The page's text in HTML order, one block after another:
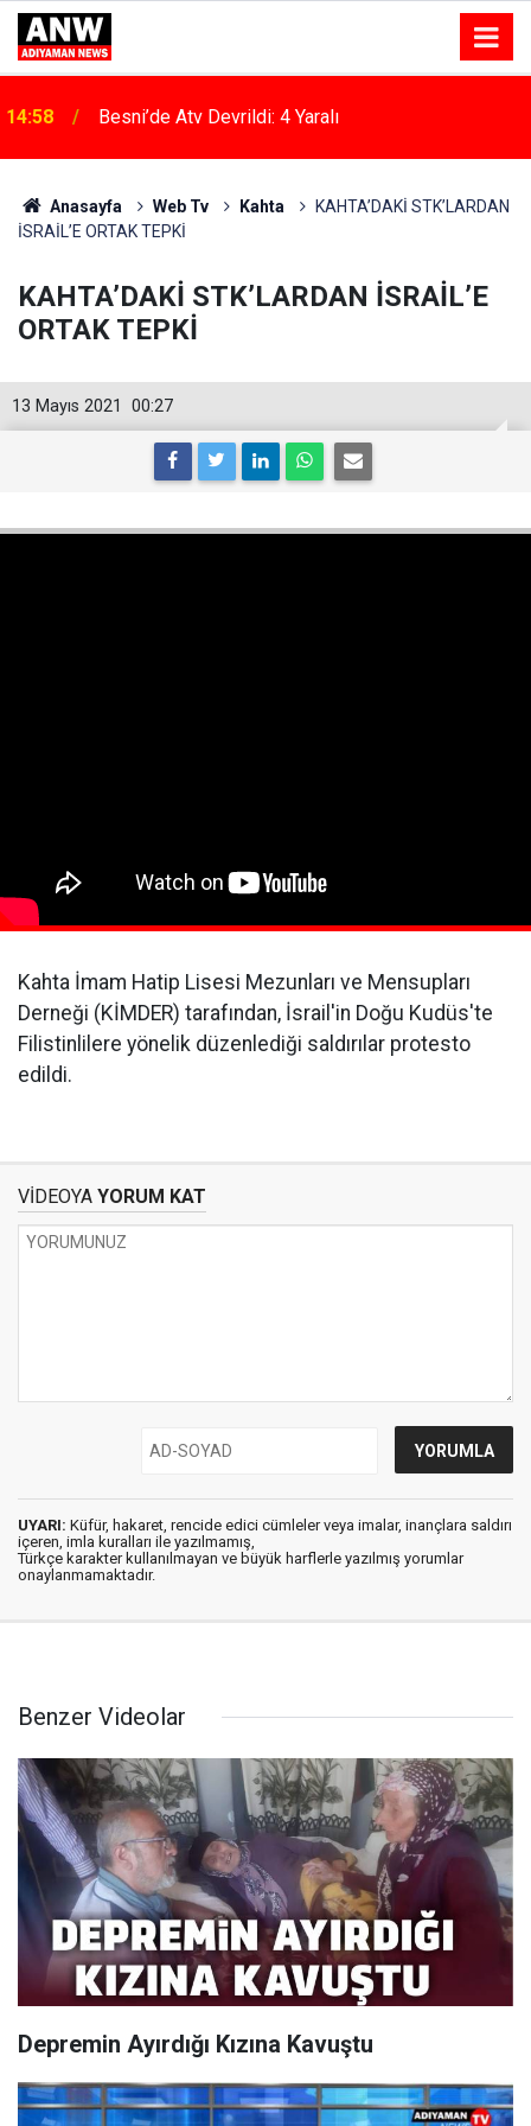
14:58 Besni’de Atv Devrildi: 4 Yaralı
Anasayfa Web Tv Kahta
KAHTA’DAKİ STK’LARDAN
İSRAİL’E ORTAK TEPKİ
KAHTA’DAKİ STK’LARDAN İSRAİL’E
ORTAK TEPKİ
00:27
13 Mayıs 2021
Kahta İmam Hatip Lisesi Mezunları ve Mensupları
Derneği (KİMDER) tarafından, İsrail'in Doğu Kudüs'te
Filistinlilere yönelik düzenlediği saldırılar protesto
edildi.
VİDEOYA YORUM KAT
UYARI: Küfür, hakaret, rencide edici cümleler veya imalar, inançlara saldırı
içeren, imla kuralları ile yazılmamış,
Türkçe karakter kullanılmayan ve büyük harflerle yazılmış yorumlar
onaylanmamaktadır.
Benzer Videolar
Depremin Ayırdığı Kızına Kavuştu